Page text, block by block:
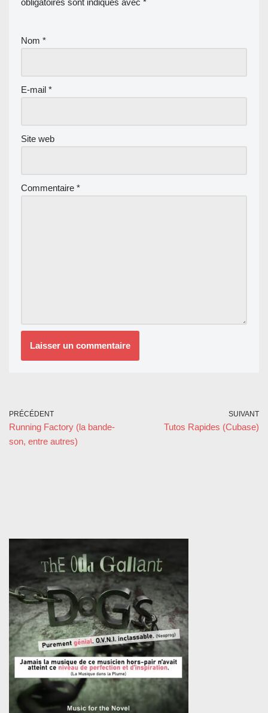
obligatoires sont indiqués avec *
Nom *
E-mail *
Site web
Commentaire *
PRÉCÉDENT
Running Factory (la bande-
son, entre autres)
SUIVANT
Tutos Rapides (Cubase)